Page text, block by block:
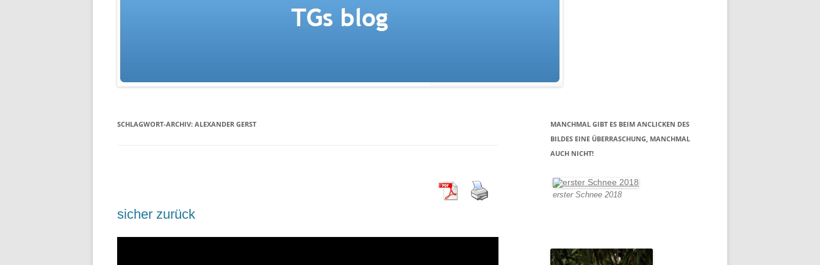
SCHLAGWORT-ARCHIV: ALEXANDER GERST
sicher zurück
MANCHMAL GIBT ES BEIM ANCLICKEN DES
BILDES EINE ÜBERRASCHUNG, MANCHMAL
AUCH NICHT!
erster Schnee 2018